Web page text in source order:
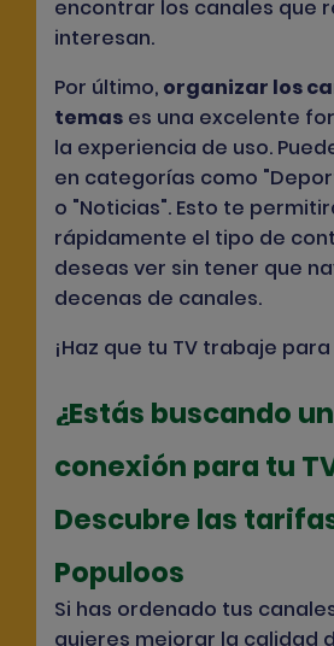
encontrar los canales que
interesan.
Por último, organizar los
temas es una excelente
la experiencia de uso.
en categorías como "
o "Noticias". Esto te
rápidamente el tipo de
deseas ver sin tener que
decenas de canales.
¡Haz que tu TV trabaje
¿Estás buscando
conexión para tu
Descubre las
Populoos
Si has ordenado tus
quieres mejorar la calidad